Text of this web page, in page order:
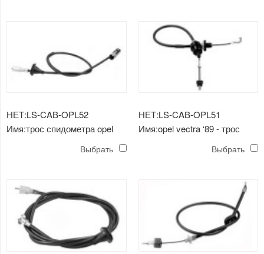
НЕТ:LS-CAB-OPL52
Имя:трос спидометра opel
Выбрать
НЕТ:LS-CAB-OPL51
Имя:opel vectra ‘89 - трос
Выбрать